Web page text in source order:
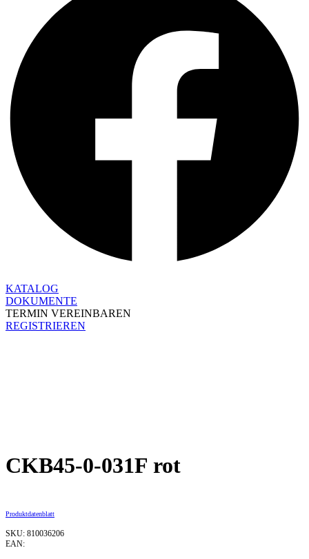
KATALOG
DOKUMENTE
TERMIN VEREINBAREN
REGISTRIEREN
CKB45-0-031F rot
Produktdatenblatt
SKU: 810036206
EAN: